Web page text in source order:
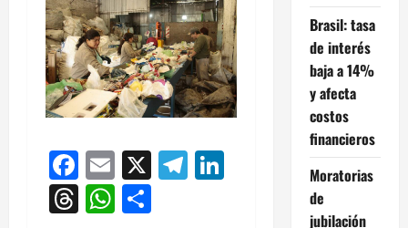
Facebook
Email
X Telegram
LinkedIn
Threads
WhatsApp
Brasil: tasa
de interés
baja a 14%
y afecta
costos
financieros
Moratorias
de
jubilación